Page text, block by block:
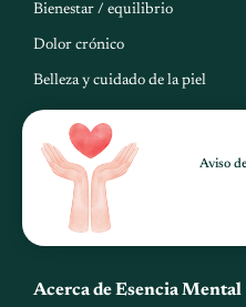
Bienestar / equilibrio
Dolor crónico
Belleza y cuidado de la piel
Aviso
Acerca de Esencia Mental